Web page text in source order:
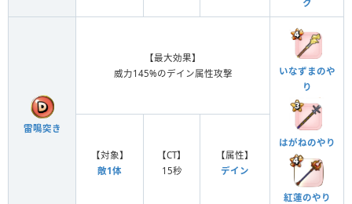
ク
雷鳴突き
【最大効果】
威力145%のデイン属性攻撃
いなずまのや
り
はがねのやり
紅蓮のやり
【対象】
敵1体
【CT】
15秒
【属性】
デイン